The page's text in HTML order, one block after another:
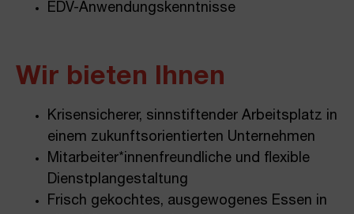
EDV-Anwendungskenntnisse
Wir bieten Ihnen
Krisensicherer, sinnstiftender Arbeitsplatz in
einem zukunftsorientierten Unternehmen
Mitarbeiter*innenfreundliche und flexible
Dienstplangestaltung
Frisch gekochtes, ausgewogenes Essen in